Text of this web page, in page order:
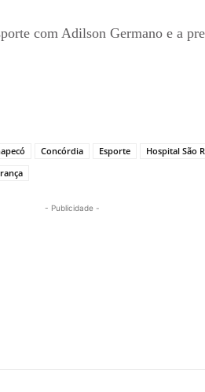
com Adilson Germano e a
Concórdia Esporte Hospital São
- Publicidade -